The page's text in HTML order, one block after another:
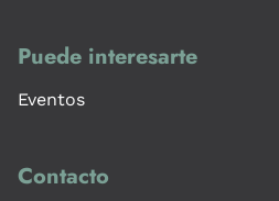
Puede interesarte
Eventos
Contacto